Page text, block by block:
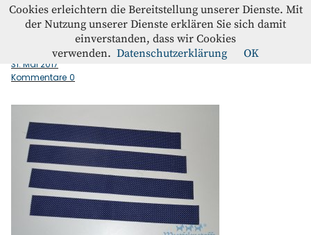
Westfalenstoffe-Blog
Kontakt
Instagram
Facebook
Stoffstreifen_schneiden
31. Mai 2017
Kommentare 0
Cookies erleichtern die Bereitstellung unserer Dienste. Mit
der Nutzung unserer Dienste erklären Sie sich damit
einverstanden, dass wir Cookies
verwenden. Datenschutzerklärung OK